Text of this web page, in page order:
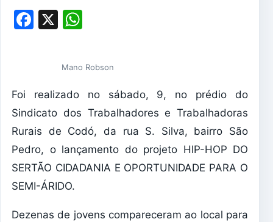
Facebook
X
Mano Robson
Foi realizado no sábado, 9, no prédio do
Sindicato dos Trabalhadores e Trabalhadoras
Rurais de Codó, da rua S. Silva, bairro São
Pedro, o lançamento do projeto HIP-HOP DO
SERTÃO CIDADANIA E OPORTUNIDADE PARA O
SEMI-ÁRIDO.
Dezenas de jovens compareceram ao local para